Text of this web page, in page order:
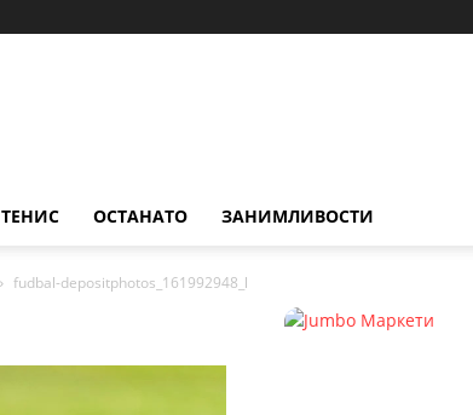
ТЕНИС ОСТАНАТО ЗАНИМЛИВОСТИ
fudbal-depositphotos_161992948_l